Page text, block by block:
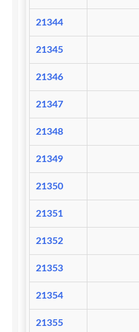
21344
21345
21346
21347
21348
21349
21350
21351
21352
21353
21354
21355